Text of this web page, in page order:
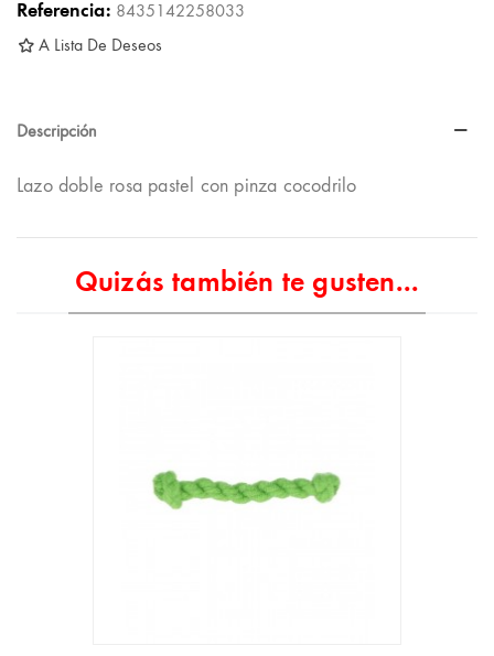
Referencia: 8435142258033
A Lista De Deseos
Descripción
Lazo doble rosa pastel con pinza cocodrilo
Quizás también te gusten...